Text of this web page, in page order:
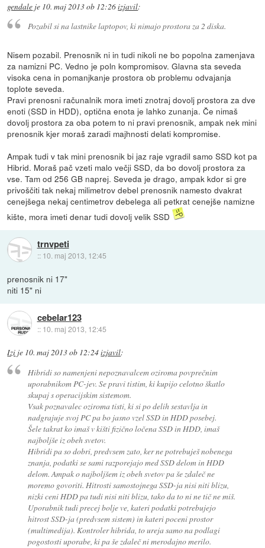
gendale je 10. maj 2013 ob 12:26izjavil:
Pozabil si na lastnike laptopov, ki nimajo prostora za 2 diska.
Nisem pozabil. Prenosnik ni in tudi nikoli ne bo popolna zamenjava
za namizni PC. Vedno je poln kompromisov. Glavna sta seveda
visoka cena in pomanjkanje prostora ob problemu odvajanja
toplote seveda.
Pravi prenosni računalnik mora imeti znotraj dovolj prostora za dve
enoti (SSD in HDD), optična enota je lahko zunanja. Če nimaš
dovolj prostora za oba potem to ni pravi prenosnik, ampak nek mini
prenosnik kjer moraš zaradi majhnosti delati kompromise.
Ampak tudi v tak mini prenosnik bi jaz raje vgradil samo SSD kot pa
Hibrid. Moraš pač vzeti malo večji SSD, da bo dovolj prostora za
vse. Tam od 256 GB naprej. Seveda je drago, ampak kdor si gre
privoščiti tak nekaj milimetrov debel prenosnik namesto dvakrat
cenejšega nekaj centimetrov debelega ali petkrat cenejše namizne
kište, mora imeti denar tudi dovolj velik SSD
trnvpeti
:: 10. maj 2013, 12:45
prenosnik ni 17"
niti 15" ni
cebelar123
:: 10. maj 2013, 12:45
Izi je 10. maj 2013 ob 12:24izjavil:
Hibridi so namenjeni nepoznavalcem oziroma povprečnim
uporabnikom PC-jev. Se pravi tistim, ki kupijo celotno škatlo
skupaj s operacijskim sistemom.
Vsak poznavalec oziroma tisti, ki si po delih sestavlja in
nadgrajuje svoj PC pa bo jasno vzel SSD in HDD posebej.
Šele takrat ko imaš v kišti fizično ločena SSD in HDD, imaš
najboljše iz obeh svetov.
Hibridi pa so dobri, predvsem zato, ker ne potrebuješ nobenega
znanja, podatki se sami razporejajo med SSD delom in HDD
delom. Ampak o najboljšem iz obeh svetov pa še zdaleč ne
moremo govoriti. Hitrosti samostojnega SSD-ja nisi niti blizu,
nizki ceni HDD pa tudi nisi niti blizu, tako da to ni ne tič ne miš.
Uporabnik tudi precej bolje ve, kateri podatki potrebujejo
hitrost SSD-ja (predvsem sistem) in kateri poceni prostor
(multimedija). Kontroler hibrida, to ureja samo na podlagi
pogostosti uporabe, ki pa še zdaleč ni merodajno merilo.